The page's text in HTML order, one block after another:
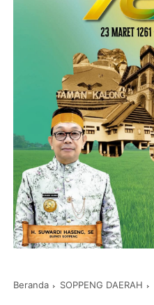
Beranda SOPPENG DAERAH